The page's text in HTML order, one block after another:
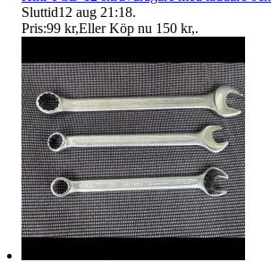
Sluttid12 aug 21:18.
Pris:99 kr,Eller Köp nu 150 kr,.